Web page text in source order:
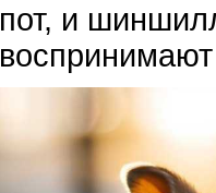
пот, и
воспринимают